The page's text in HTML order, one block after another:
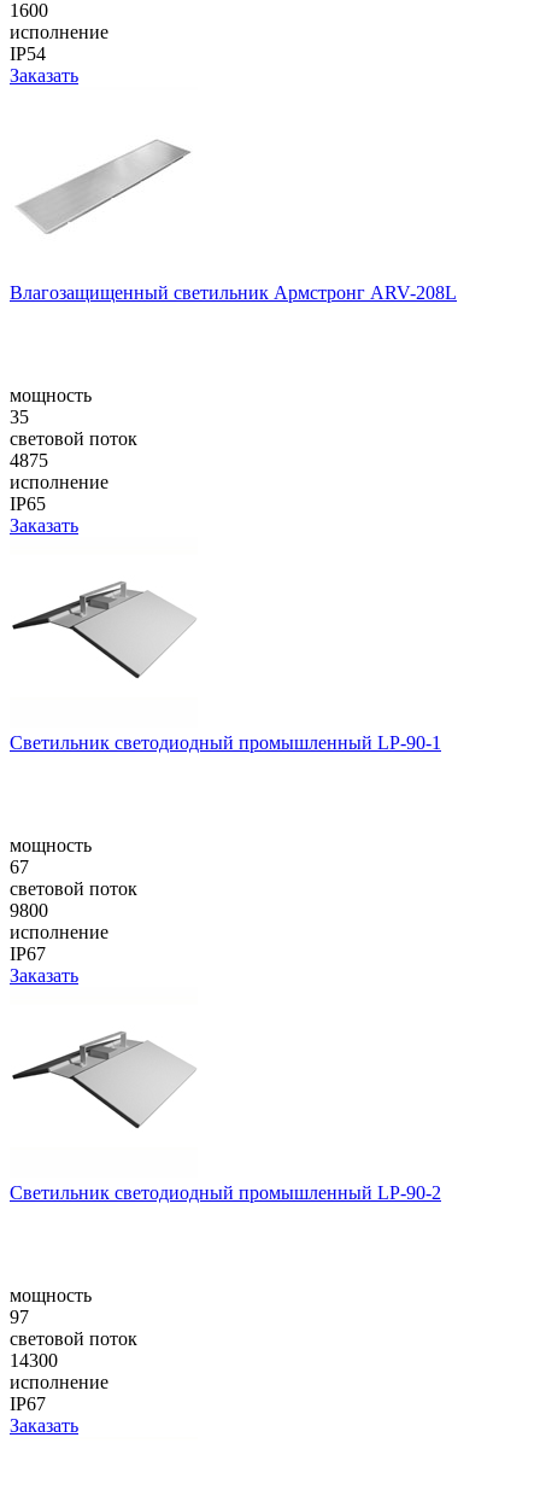
1600
исполнение
IP54
Заказать
Влагозащищенный светильник Армстронг ARV-208L
мощность
35
световой поток
4875
исполнение
IP65
Заказать
Светильник светодиодный промышленный LP-90-1
мощность
67
световой поток
9800
исполнение
IP67
Заказать
Светильник светодиодный промышленный LP-90-2
мощность
97
световой поток
14300
исполнение
IP67
Заказать